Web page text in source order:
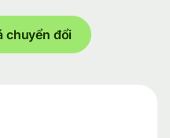
chuyển đổi